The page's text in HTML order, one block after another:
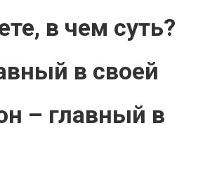
в чем суть?
в своей
– главный в